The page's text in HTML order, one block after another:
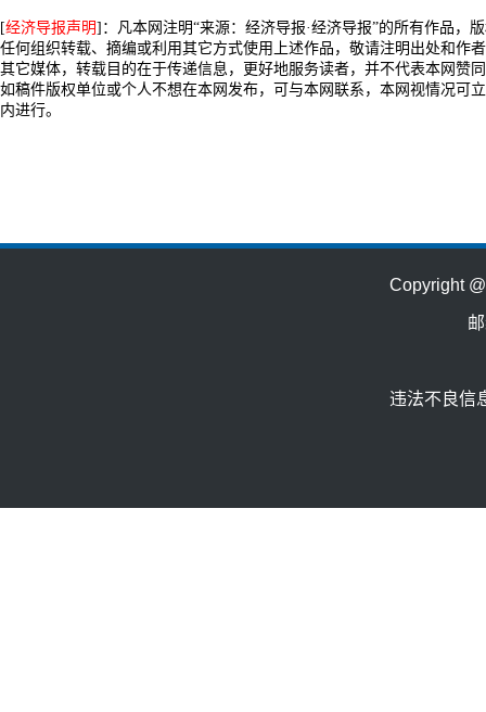
[经济导报声明]：凡本网注明“来源：经济导报·经济导报”的所有作品，
任何组织转载、摘编或利用其它方式使用上述作品，敬请注明出处和作
其它媒体，转载目的在于传递信息，更好地服务读者，并不代表本网赞
如稿件版权单位或个人不想在本网发布，可与本网联系，本网视情况可
内进行。
Copyright
违法不良信